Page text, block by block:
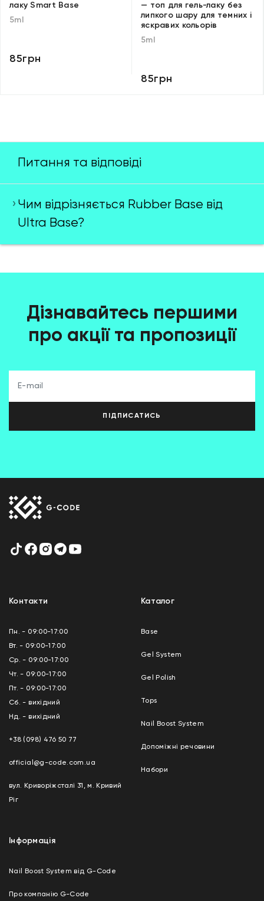
лаку Smart Base
5ml
85грн
— топ для гель-лаку без
липкого шару для темних і
яскравих кольорів
5ml
85грн
Питання та відповіді
Чим відрізняється Rubber Base від
Ultra Base?
Дізнавайтесь першими
про акції та пропозиції
ПІДПИСАТИСЬ
Контакти
Пн. - 09:00-17:00
Вт. - 09:00-17:00
Ср. - 09:00-17:00
Чт. - 09:00-17:00
Пт. - 09:00-17:00
Сб. - вихідний
Нд. - вихідний
+38 (098) 476 50 77
official@g-code.com.ua
вул. Криворіжсталі 31, м. Кривий
Ріг
Каталог
Base
Gel System
Gel Polish
Tops
Nail Boost System
Допоміжні речовини
Набори
Інформація
Nail Boost System від G-Code
Про компанію G-Code